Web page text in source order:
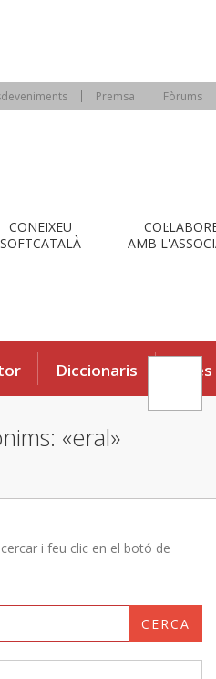
Premsa Fòrums
CONEIXEU
SOFTCATALÀ
AMB
Diccionaris Eines
«eral»
i feu clic en el botó de
CERCA